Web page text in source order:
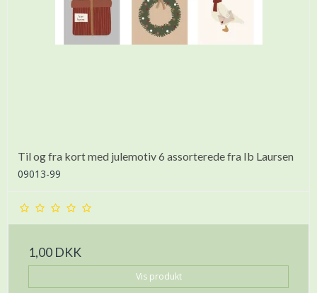
Til og fra kort med julemotiv 6 assorterede fra Ib Laursen
09013-99
1,00 DKK
Vis produkt